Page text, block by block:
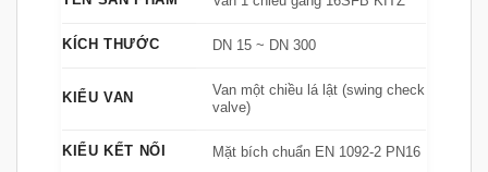
KÍCH THƯỚC DN 15 ~ DN 300
KIỂU VAN
Van một chiều lá lật (swing check
valve)
KIỂU KẾT NỐI Mặt bích chuẩn EN 1092-2 PN16